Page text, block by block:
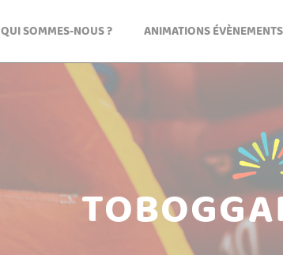
QUI SOMMES-NOUS ? ANIMATIONS ÉVÈNEMENTS